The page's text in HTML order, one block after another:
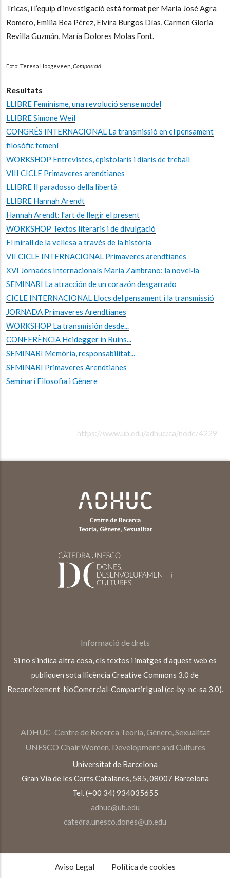
Tricas, i l’equip d’investigació està format per María José Agra
Romero, Emilia Bea Pérez, Elvira Burgos Días, Carmen Gloria
Revilla Guzmán, María Dolores Molas Font.
Foto: Teresa Hoogeveen, Composició
Resultats
LLIBRE Feminisme, una revolució sense model
LLIBRE Simone Weil
CONGRÉS INTERNACIONAL La transmissió en el pensament
filosòfic femení
WORKSHOP Entrevistes, epistolaris i diaris de treball
VIII CICLE Primaveres arendtianes
LLIBRE Il paradosso della libertà
LLIBRE Hannah Arendt
Hannah Arendt: l'art de llegir el present
WORKSHOP Textos literaris i de divulgació
El mirall de la vellesa a través de la història
VII CICLE INTERNACIONAL Primaveres arendtianes
XVI Jornades Internacionals María Zambrano: la novel·la
SEMINARI La atracción de un corazón desgarrado
CICLE INTERNACIONAL Llocs del pensament i la transmissió
JORNADA Primaveres Arendtianes
WORKSHOP La transmisión desde...
CONFERÈNCIA Heidegger in Ruins...
SEMINARI Memòria, responsabilitat...
SEMINARI Primaveres Arendtianes
Seminari Filosofia i Gènere
https://www.ub.edu/adhuc/ca/node/4229
Informació de drets
Si no s’indica altra cosa, els textos i imatges d’aquest web es
publiquen sota llicència Creative Commons 3.0 de
Reconeixement-NoComercial-CompartirIgual (cc-by-nc-sa 3.0).
ADHUC–Centre de Recerca Teoria, Gènere, Sexualitat
UNESCO Chair Women, Development and Cultures
Universitat de Barcelona
Gran Via de les Corts Catalanes, 585, 08007 Barcelona
Tel. (+00 34) 934035655
adhuc@ub.edu
catedra.unesco.dones@ub.edu
TEXTOS
Aviso Legal Política de cookies